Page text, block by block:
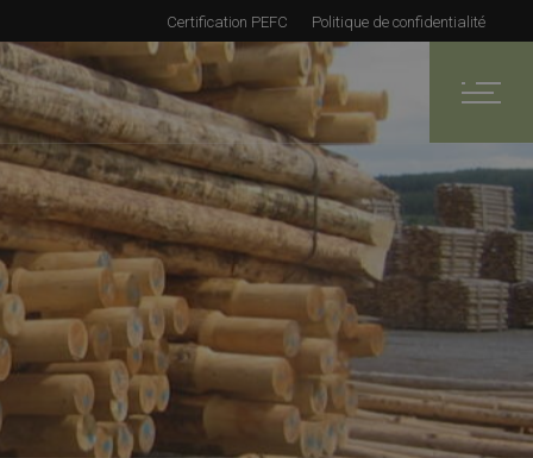
Certification PEFC Politique de confidentialité